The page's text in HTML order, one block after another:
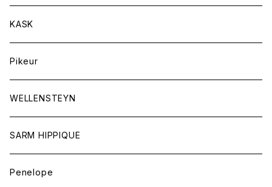
ネクタイ
スカーフ
ジュエリー
キュロット
KASK
Pikeur
WELLENSTEYN
SARM HIPPIQUE
Penelope